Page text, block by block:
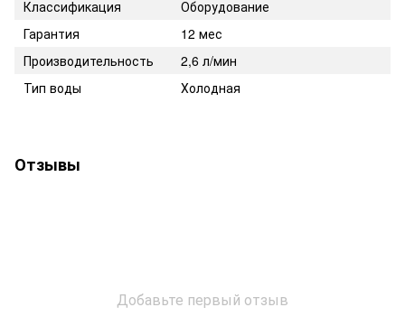
Классификация
Оборудование
Гарантия
12 мес
Производительность
2,6 л/мин
Тип воды
Холодная
Отзывы
Добавьте первый отзыв